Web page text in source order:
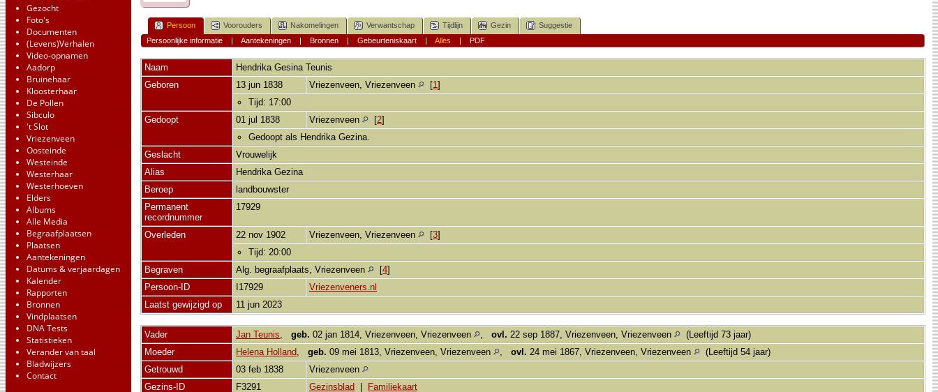
Gezocht
Foto's
Documenten
(Levens)Verhalen
Video-opnamen
Aadorp
Bruinehaar
Kloosterhaar
De Pollen
Sibculo
't Slot
Vriezenveen
Oosteinde
Westeinde
Westerhaar
Westerhoeven
Elders
Albums
Alle Media
Begraafplaatsen
Plaatsen
Aantekeningen
Datums & verjaardagen
Kalender
Rapporten
Bronnen
Vindplaatsen
DNA Tests
Statistieken
Verander van taal
Bladwijzers
Contact
Persoon Voorouders Nakomelingen Verwantschap Tijdlijn Gezin
Suggestie
Persoonlijke informatie| Aantekeningen| Bronnen| Gebeurteniskaart| Alles | PDF
Naam Hendrika Gesina Teunis
Geboren
13 jun 1838 Vriezenveen, Vriezenveen [1]
Tijd: 17:00
Gedoopt
01 jul 1838 Vriezenveen [2]
Gedoopt als Hendrika Gezina.
Geslacht
Vrouwelijk
Alias
Hendrika Gezina
Beroep
landbouwster
Permanent
recordnummer
17929
Overleden 22 nov 1902 Vriezenveen, Vriezenveen [3]
Tijd: 20:00
Begraven
Alg. begraafplaats, Vriezenveen [4]
Persoon-ID
I17929
Vriezenveners.nl
Laatst gewijzigd op
11 jun 2023
Vader Jan Teunis, geb. 02 jan 1814, Vriezenveen, Vriezenveen , ovl. 22 sep 1887, Vriezenveen, Vriezenveen
(Leeftijd 73 jaar)
Moeder
Helena Holland, geb. 09 mei 1813, Vriezenveen, Vriezenveen , ovl. 24 mei 1867, Vriezenveen, Vriezenveen
(Leeftijd 54 jaar)
Getrouwd
03 feb 1838
Vriezenveen
Gezins-ID
F3291 Gezinsblad Familiekaart